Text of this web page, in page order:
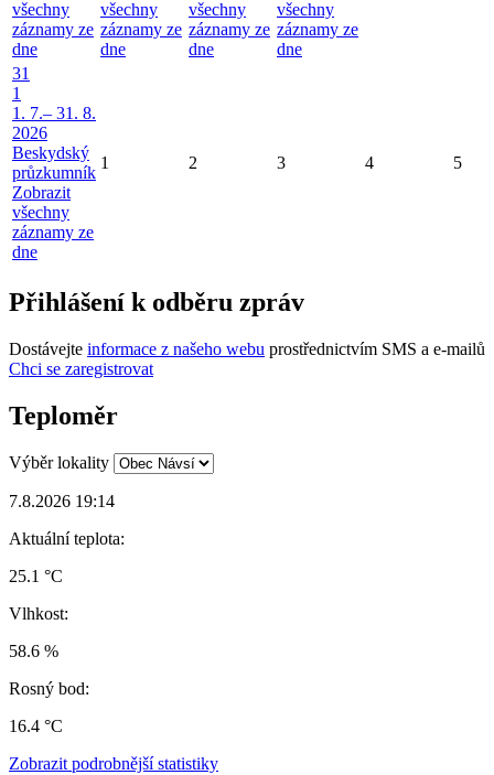
všechny
záznamy ze
dne
všechny
záznamy ze
dne
všechny
záznamy ze
dne
všechny
záznamy ze
dne
31
1
1. 7.– 31. 8.
2026
Beskydský
průzkumník
Zobrazit
všechny
záznamy ze
dne
1 2 3 4 5
Přihlášení k odběru zpráv
Dostávejte informace z našeho webu prostřednictvím SMS a e-mailů
Chci se zaregistrovat
Teploměr
Výběr lokality
7.8.2026 19:14
Aktuální teplota:
25.1 °C
Vlhkost:
58.6 %
Rosný bod:
16.4 °C
Zobrazit podrobnější statistiky